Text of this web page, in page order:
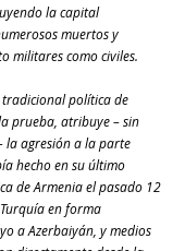
la capital
muertos y
militares como civiles.
política de
prueba, atribuye – sin
la agresión a la parte
hecho en su último
de Armenia el pasado 12
en forma
a Azerbaiyán, y medios